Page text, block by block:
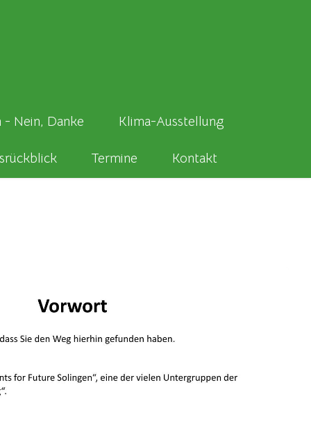
- Nein, Danke Klima-Ausstellung
Termine Kontakt